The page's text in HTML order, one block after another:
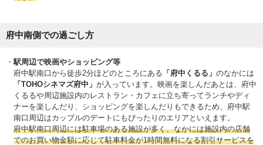
府中南側での過ごし方
駅周辺で映画やショッピング等
府中駅南口から徒歩2分ほどのところにある 「府中くるる」 のなかには
「TOHOシネマズ府中」 が入っています。映画を楽しんだあとは、府中
くるるや周辺施設内のレストラン・カフェに立ち寄ってランチやディ
ナーを楽しんだり、ショッピングを楽しんだりもできるため、府中駅
南口周辺はカップルのデートにもぴったりのエリアといえます。
府中駅南口周辺には駐車場のある施設が多く、なかには施設内の店舗
でのお買い物金額に応じて駐車料金が1時間無料になる割引サービスを